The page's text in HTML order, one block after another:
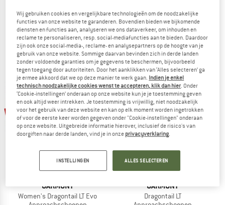
Vetta Tech GTX
Wandelschoenen
€ 209,95vanaf € 125,97
4,5(54)
Dragontail LT WP
Approachschoenen
€ 184,95€ 135,01
4,5(18)
tot -45%
GARMONT
Women's Dragontail LT Evo
-33%
GARMONT
Dragontail LT
Wij gebruiken cookies en vergelijkbare technologieën om de noodzakelijke
functies van onze website te garanderen. Bovendien bieden we bijkomende
diensten en functies aan, analyseren we ons dataverkeer, om inhouden en
reclame te personaliseren, resp. social-mediafuncties aan te bieden. Daardoor
zijn ook onze social-media-, reclame- en analysepartners op de hoogte van je
gebruik van onze website. Sommige daarvan bevinden zich in derde landen
zonder voldoende garanties om je gegevens te beschermen, bijvoorbeeld
tegen toegang door autoriteiten. Door het aanklikken van ‘Alles selecteren’ ga
je ermee akkoord dat we op deze manier te werk gaan. Indien je enkel
technisch noodzakelijke cookies wenst te accepteren, klik dan hier. Onder
‘Cookie-instellingen’ onderaan op onze website kun je je toestemming geven
en ook altijd weer intrekken. Je toestemming is vrijwillig, niet noodzakelijk
voor het gebruik van deze website en kan op elk moment worden ingetrokken
of voor de eerste keer worden gegeven onder "Cookie-instellingen" onderaan
op onze website. Uitgebreide informatie hierover, inclusief de risico's van
doorgiften naar derde landen, vind je in onze privacyverklaring.
INSTELLINGEN ALLES SELECTEREN